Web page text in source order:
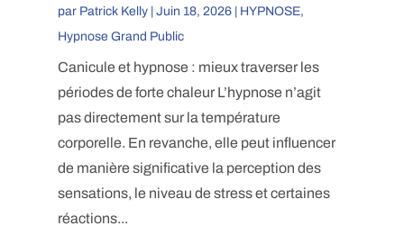
par Patrick Kelly| Juin 18, 2026| HYPNOSE,
Hypnose Grand Public
Canicule et hypnose : mieux traverser les
périodes de forte chaleur L’hypnose n’agit
pas directement sur la température
corporelle. En revanche, elle peut influencer
de manière significative la perception des
sensations, le niveau de stress et certaines
réactions...